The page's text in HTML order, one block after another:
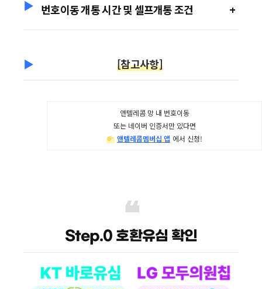
번호이동 개통 시간 및 셀프개통 조건 +
[참고사항]
앤텔레콤 망 내 번호이동
또는 네이버 인증서만 있다면
앤텔레콤멤버십 앱 에서 신청!​
Step.0 호환유심 확인